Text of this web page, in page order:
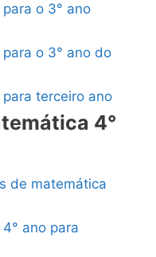
o 3° ano
o 3° ano do
terceiro ano
4°
de matemática
ano para